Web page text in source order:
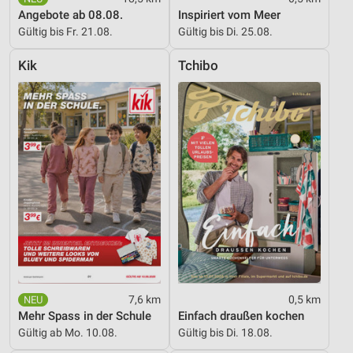
Angebote ab 08.08.
Gültig bis Fr. 21.08.
Inspiriert vom Meer
Gültig bis Di. 25.08.
Kik
7,6 km
Mehr Spass in der Schule
Gültig ab Mo. 10.08.
Tchibo
0,5 km
Einfach draußen kochen
Gültig bis Di. 18.08.
Geräte anhand von aktiv angeforderten
Informationen identifizieren
Nicht-IAB-Verarbeitungszwecke:
Notwendig
Performance
Funktional
Werbung